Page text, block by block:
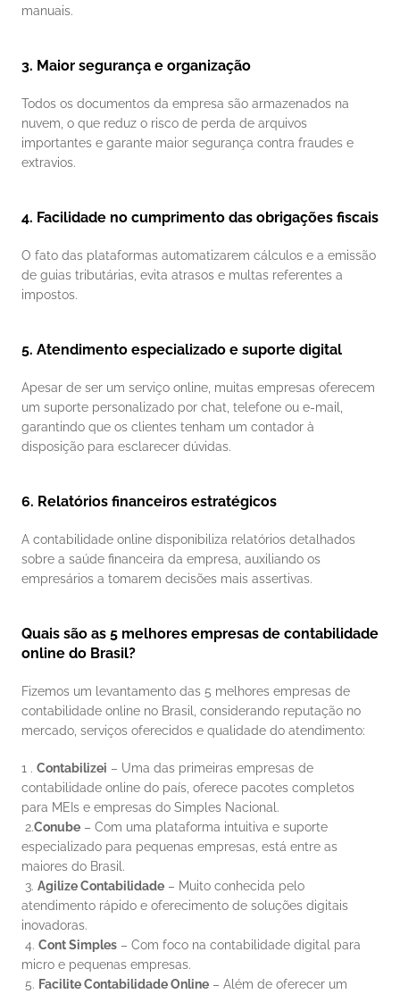
manuais.
3. Maior segurança e organização
Todos os documentos da empresa são armazenados na
nuvem, o que reduz o risco de perda de arquivos
importantes e garante maior segurança contra fraudes e
extravios.
4. Facilidade no cumprimento das obrigações fiscais
O fato das plataformas automatizarem cálculos e a emissão
de guias tributárias, evita atrasos e multas referentes a
impostos.
5. Atendimento especializado e suporte digital
Apesar de ser um serviço online, muitas empresas oferecem
um suporte personalizado por chat, telefone ou e-mail,
garantindo que os clientes tenham um contador à
disposição para esclarecer dúvidas.
6. Relatórios financeiros estratégicos
A contabilidade online disponibiliza relatórios detalhados
sobre a saúde financeira da empresa, auxiliando os
empresários a tomarem decisões mais assertivas.
Quais são as 5 melhores empresas de contabilidade
online do Brasil?
Fizemos um levantamento das 5 melhores empresas de
contabilidade online no Brasil, considerando reputação no
mercado, serviços oferecidos e qualidade do atendimento:
1 . Contabilizei – Uma das primeiras empresas de
contabilidade online do país, oferece pacotes completos
para MEIs e empresas do Simples Nacional.
2.Conube – Com uma plataforma intuitiva e suporte
especializado para pequenas empresas, está entre as
maiores do Brasil.
3. Agilize Contabilidade – Muito conhecida pelo
atendimento rápido e oferecimento de soluções digitais
inovadoras.
4. Cont Simples – Com foco na contabilidade digital para
micro e pequenas empresas.
5. Facilite Contabilidade Online – Além de oferecer um